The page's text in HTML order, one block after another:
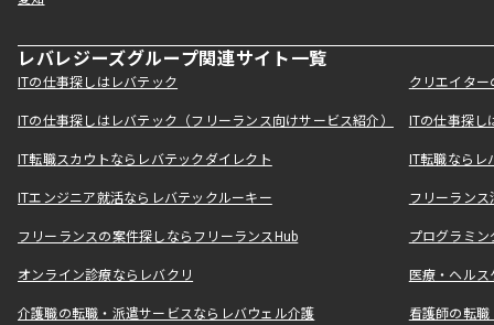
レバレジーズグループ関連サイト一覧
ITの仕事探しはレバテック クリエイタ
ITの仕事探しはレバテック（フリーランス向けサービス紹介） ITの仕事探
IT転職スカウトならレバテックダイレクト IT転職なら
ITエンジニア就活ならレバテックルーキー フリーラン
フリーランスの案件探しならフリーランスHub プログラミ
オンライン診療ならレバクリ 医療・ヘル
介護職の転職・派遣サービスならレバウェル介護 看護師の転